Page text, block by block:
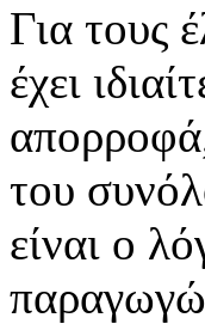
Για τους
έχει
του
είναι ο